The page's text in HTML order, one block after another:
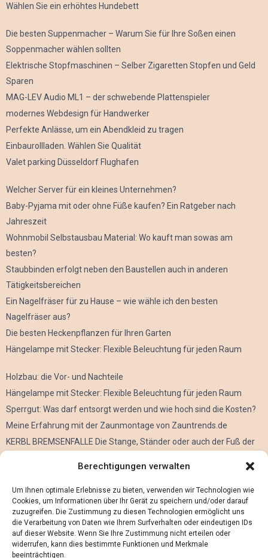
Berechtigungen verwalten
Um Ihnen optimale Erlebnisse zu bieten, verwenden wir Technologien wie
Cookies, um Informationen über Ihr Gerät zu speichern und/oder darauf
zuzugreifen. Die Zustimmung zu diesen Technologien ermöglicht uns
die Verarbeitung von Daten wie Ihrem Surfverhalten oder eindeutigen IDs
auf dieser Website. Wenn Sie Ihre Zustimmung nicht erteilen oder
widerrufen, kann dies bestimmte Funktionen und Merkmale
beeinträchtigen.
Wählen Sie ein erhöhtes Hundebett
Die besten Suppenmacher – Warum Sie für Ihre Soßen einen
Soppenmacher wählen sollten
Elektrische Stopfmaschinen – Selber Zigaretten Stopfen und Geld
Sparen
MAG-LEV Audio ML1 – der schwebende Plattenspieler
modernes Webdesign für Handwerker
Perfekte Anlässe, um ein Abendkleid zu tragen
Einbaurollladen. Wählen Sie Qualität
Valet parking Düsseldorf Flughafen
Welcher Server für ein kleines Unternehmen?
Baby-Pyjama mit oder ohne Füße kaufen? Ein Ratgeber nach
Jahreszeit
Wohnmobil Selbstausbau Material: Wo kauft man sowas am
besten?
Staubbinden erfolgt neben den Baustellen auch in anderen
Tätigkeitsbereichen
Ein Nagelfräser für zu Hause – wie wähle ich den besten
Nagelfräser aus?
Die besten Heckenpflanzen für Ihren Garten
Hängelampe mit Stecker: Flexible Beleuchtung für jeden Raum
Holzbau: die Vor- und Nachteile
Hängelampe mit Stecker: Flexible Beleuchtung für jeden Raum
Sperrgut: Was darf entsorgt werden und wie hoch sind die Kosten?
Meine Erfahrung mit der Zaunmontage von Zauntrends.de
KERBL BREMSENFALLE Die Stange, Ständer oder auch der Fuß der
Alles über Metall Schleifen